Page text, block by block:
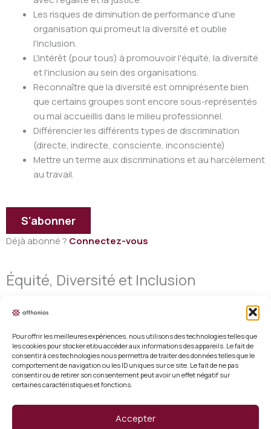
Pour offrir les meilleures expériences, nous utilisons des technologies telles que
les cookies pour stocker et/ou accéder aux informations des appareils. Le fait de
consentir à ces technologies nous permettra de traiter des données telles que le
comportement de navigation ou les ID uniques sur ce site. Le fait de ne pas
consentir ou de retirer son consentement peut avoir un effet négatif sur
certaines caractéristiques et fonctions.
Accepter
Les risques de diminution de performance d'une
organisation qui promeut la diversité et oublie
l'inclusion.
L'intérêt (pour tous) à promouvoir l'équité, la diversité
et l'inclusion au sein des organisations.
Reconnaître que la diversité est omniprésente bien
que certains groupes sont encore sous-représentés
ou mal accueillis dans le milieu professionnel.
Différencier les différents types de discrimination
(directe, indirecte, consciente, inconsciente)
Mettre un terme aux discriminations et au harcèlement
au travail.
S'abonner
Déjà abonné ? Connectez-vous
Équité, Diversité et Inclusion
Mentions légales
Conditions générales de vente